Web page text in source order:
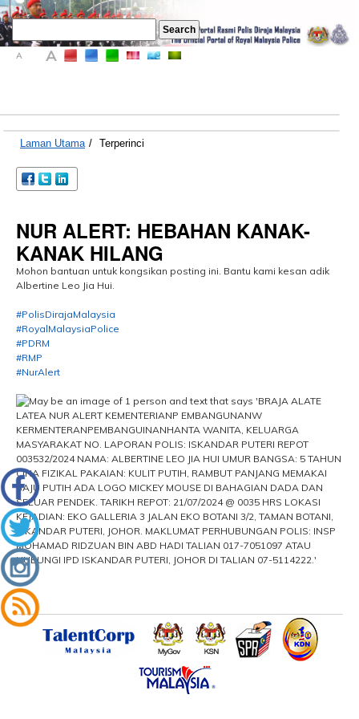
A A
Laman Utama / Terperinci
NUR ALERT: HEBAHAN KANAK-
KANAK HILANG
Mohon bantuan untuk kongsikan posting ini. Bantu kami kesan adik
Albertine Leo Jia Hui.
#PolisDirajaMalaysia
#RoyalMalaysiaPolice
#PDRM
#RMP
#NurAlert